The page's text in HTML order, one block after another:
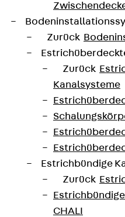
Zurück
Zurück
Kanalsysteme
Estrichbündige
Zurück
CHALI